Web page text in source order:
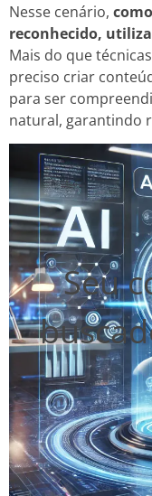
Nesse cenário,
reconhecido,
Mais do que
preciso criar
para ser
natural, garantindo
Seu